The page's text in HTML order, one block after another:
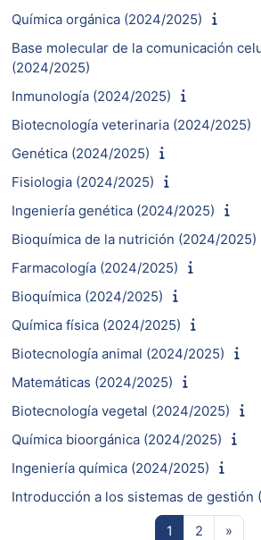
Química orgánica (2024/2025)
Base molecular de la comunicación
(2024/2025)
Inmunología (2024/2025)
Biotecnología veterinaria (2024/2025)
Genética (2024/2025)
Fisiologia (2024/2025)
Ingeniería genética (2024/2025)
Bioquímica de la nutrición (2024/2025)
Farmacología (2024/2025)
Bioquímica (2024/2025)
Química física (2024/2025)
Biotecnología animal (2024/2025)
Matemáticas (2024/2025)
Biotecnología vegetal (2024/2025)
Química bioorgánica (2024/2025)
Ingeniería química (2024/2025)
Introducción a los sistemas de gestión
1 Página 1
2 Página 2
»